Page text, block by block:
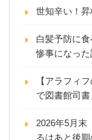
世知辛い！昇
白髪予防に
惨事になった
【アラフィ
で図書館司
2026年5月
るはあと後期